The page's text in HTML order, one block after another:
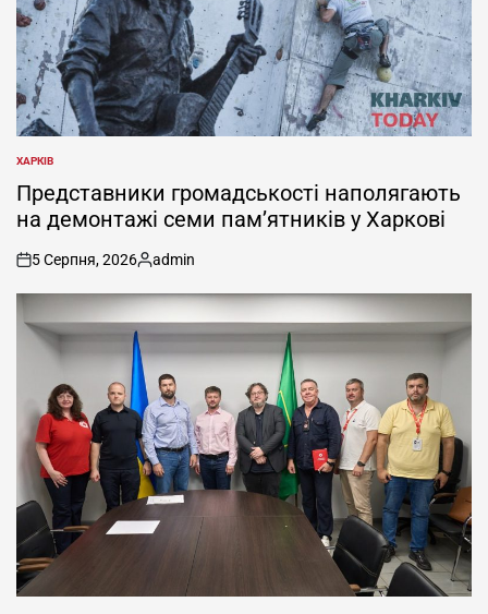
ОПУБЛІКУВАТИ
У
ХАРКІВ
Представники громадськості наполягають
на демонтажі семи пам’ятників у Харкові
on
5 Серпня, 2026
Опубліковано
admin